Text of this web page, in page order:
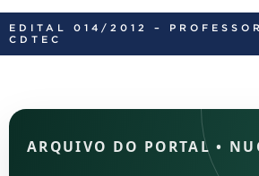
PORTARIAS
EDITAL 014/2012 –
CDTEC
ARQUIVO DO PORTAL•